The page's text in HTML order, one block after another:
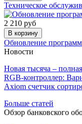
Техническое
2 210 руб
В корзину
Обновление
Новости
Новая тысяча –
RGB-контроллер:
Axiom счетчик
Больше статей
Обзор банковского